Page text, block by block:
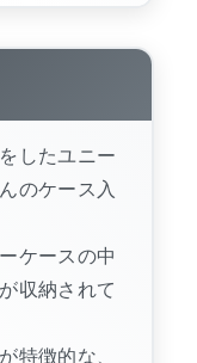
したユニー
のケース入
ケースの中
収納されて
特徴的な、